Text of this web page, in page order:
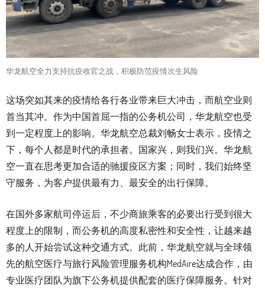
华龙航空全力支持抗疫收官之战，积极防范疫情次生风险
这场突如其来的疫情给各行各业带来巨大冲击，而航空业则
首当其冲。作为中国首屈一指的公务机公司，华龙航空也受
到一定程度上的影响。华龙航空总裁刘畅女士表示，疫情之
下，每个人都是时代的承担者。国家兴，则我们兴。华龙航
空一直在思考更加合适的驰援疫区方案；同时，我们始终坚
守服务，为客户提供最有力、最安全的出行保障。
在国外多家航司停运后，不少商旅乘客的必要出行受到很大
程度上的限制，而公务机的高度私密性和安全性，让越来越
多的人开始尝试这种交通方式。此前，华龙航空就与全球领
先的航空医疗与旅行风险管理服务机构MedAire达成合作，由
专业医疗团队为旗下公务机提供配套的医疗保障服务。针对